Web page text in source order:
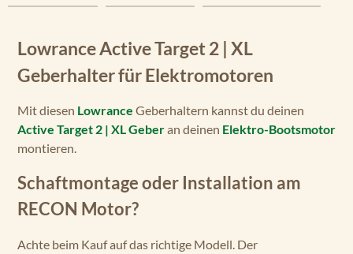
Lowrance Active Target 2 | XL
Geberhalter für Elektromotoren
Mit diesen Lowrance Geberhaltern kannst du deinen
Active Target 2 | XL Geberan deinen Elektro-Bootsmotor
montieren.
Schaftmontage oder Installation am
RECON Motor?
Achte beim Kauf auf das richtige Modell. Der